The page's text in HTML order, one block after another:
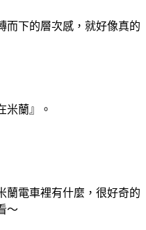
而下的層次感，就好像真的
米蘭』。
蘭電車裡有什麼，很好奇的
～